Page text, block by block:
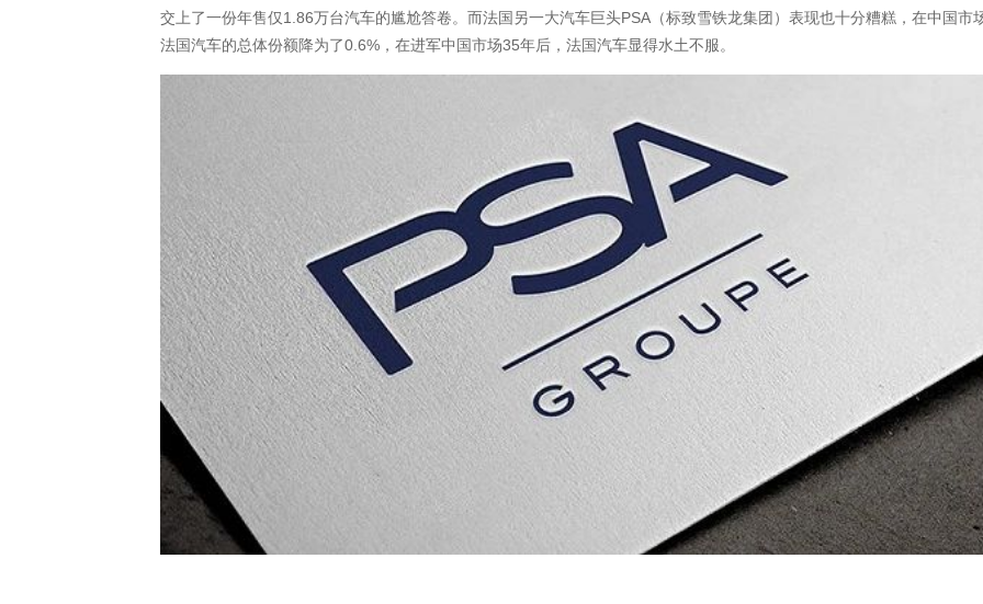
交上了一份年售仅1.86万台汽车的尴尬答卷。而法国另一大汽车巨头PSA（标致雪铁龙集团）表现也十分糟糕，在中国市
法国汽车的总体份额降为了0.6%，在进军中国市场35年后，法国汽车显得水土不服。